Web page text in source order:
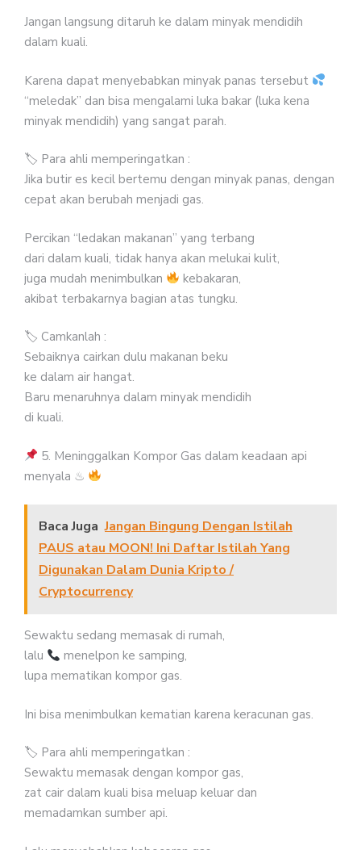
Jangan langsung ditaruh ke dalam minyak mendidih
dalam kuali.
Karena dapat menyebabkan minyak panas tersebut
“meledak” dan bisa mengalami luka bakar (luka kena
minyak mendidih) yang sangat parah.
🏷 Para ahli memperingatkan :
Jika butir es kecil bertemu dengan minyak panas, dengan
cepat akan berubah menjadi gas.
Percikan “ledakan makanan” yang terbang
dari dalam kuali, tidak hanya akan melukai kulit,
juga mudah menimbulkan
kebakaran,
akibat terbakarnya bagian atas tungku.
🏷 Camkanlah :
Sebaiknya cairkan dulu makanan beku
ke dalam air hangat.
Baru menaruhnya dalam minyak mendidih
di kuali.
5. Meninggalkan Kompor Gas dalam keadaan api
menyala ♨
Baca Juga Jangan Bingung Dengan Istilah
PAUS atau MOON! Ini Daftar Istilah Yang
Digunakan Dalam Dunia Kripto /
Cryptocurrency
Sewaktu sedang memasak di rumah,
lalu
menelpon ke samping,
lupa mematikan kompor gas.
Ini bisa menimbulkan kematian karena keracunan gas.
🏷 Para ahli memperingatkan :
Sewaktu memasak dengan kompor gas,
zat cair dalam kuali bisa meluap keluar dan
memadamkan sumber api.